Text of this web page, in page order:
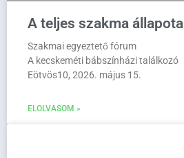
A teljes szakma állapota
Szakmai egyeztető fórum
A kecskeméti bábszínházi találkozó
Eötvös10, 2026. május 15.
ELOLVASOM »